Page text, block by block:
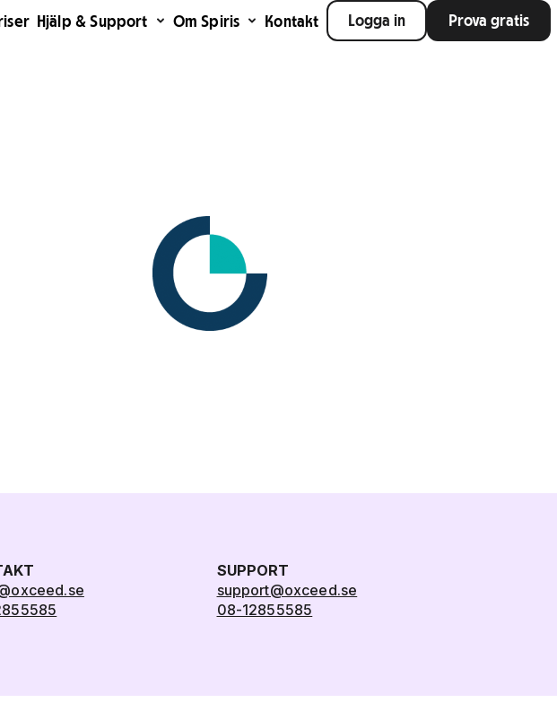
Hjälp & Support Om Spiris Kontakt Logga in Prova gratis
SUPPORT
support@oxceed.se
08-12855585